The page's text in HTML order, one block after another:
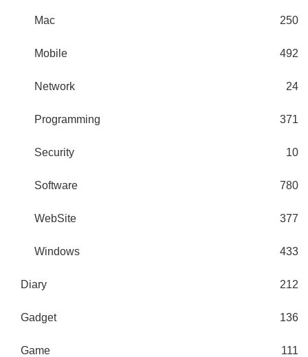
Mac 250
Mobile 492
Network 24
Programming 371
Security 10
Software 780
WebSite 377
Windows 433
Diary 212
Gadget 136
Game 111